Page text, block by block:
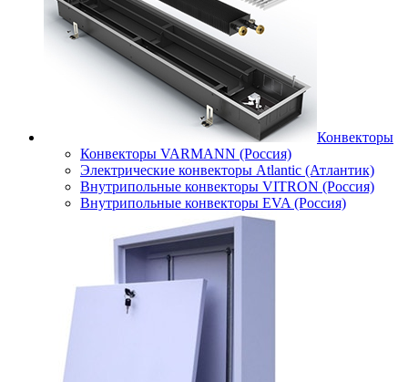
Конвекторы
Конвекторы VARMANN (Россия)
Электрические конвекторы Atlantic (Атлантик)
Внутрипольные конвекторы VITRON (Россия)
Внутрипольные конвекторы EVA (Россия)